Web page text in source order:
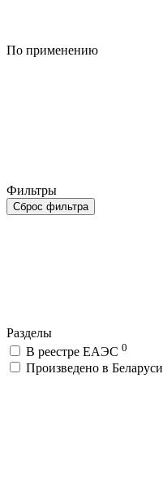
По применению
Фильтры
Сброс фильтра
Разделы
В реестре ЕАЭС 0
Произведено в Беларуси